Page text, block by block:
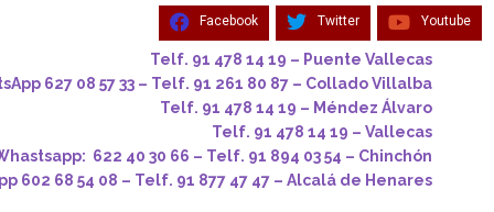
Facebook Twitter Youtube
Telf. 91 478 14 19 – Puente Vallecas
627 08 57 33 – Telf. 91 261 80 87 – Collado Villalba
Telf. 91 478 14 19 – Méndez Álvaro
Telf. 91 478 14 19 – Vallecas
622 40 30 66 – Telf. 91 894 03 54 – Chinchón
602 68 54 08 – Telf. 91 877 47 47 – Alcalá de Henares